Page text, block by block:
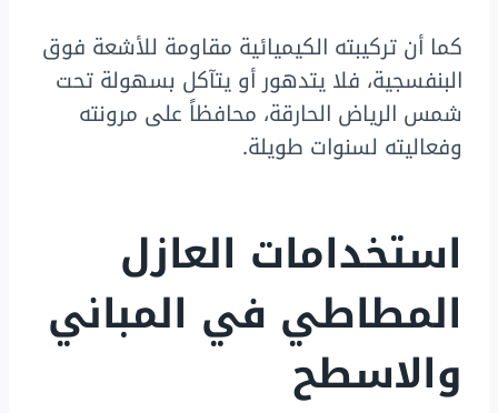
كما أن تركيبته الكيميائية مقاومة للأشعة فوق
البنفسجية، فلا يتدهور أو يتآكل بسهولة تحت
شمس الرياض الحارقة، محافظاً على مرونته
وفعاليته لسنوات طويلة.
استخدامات العازل
المطاطي في المباني
والاسطح